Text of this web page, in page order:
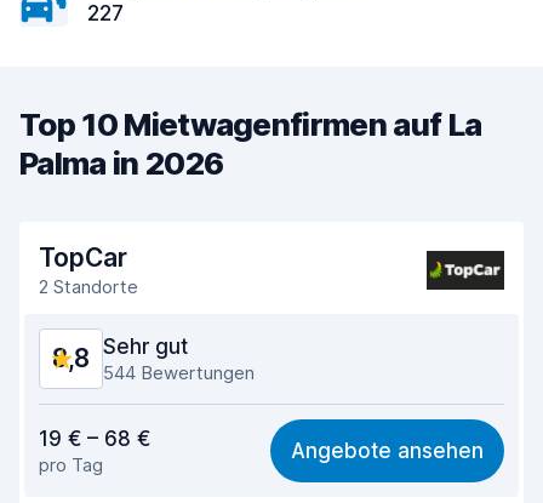
227
Top 10 Mietwagenfirmen auf La
Palma in 2026
TopCar
2 Standorte
8,8 Sehr gut
544 Bewertungen
8,9
Einfach zu finden 9,3
19 € – 68 €
pro Tag
Angebote ansehen